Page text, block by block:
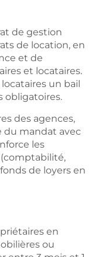
de gestion
de location, en
et de
et locataires.
un bail
obligatoires.
des agences,
du mandat avec
les
de loyers en
en
ou